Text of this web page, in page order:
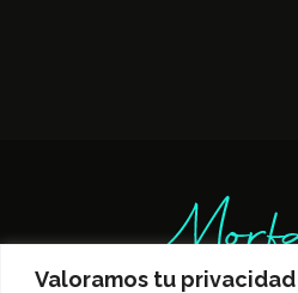
Valoramos tu privacidad